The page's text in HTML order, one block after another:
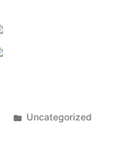
Publicado
Uncategorized